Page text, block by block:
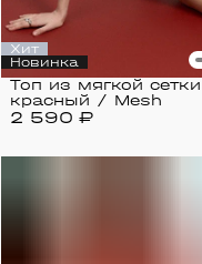
Хит
Новинка
2 590 ₽
Топ из мягкой сетки
красный / Mesh